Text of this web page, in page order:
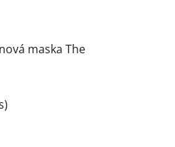
maska The